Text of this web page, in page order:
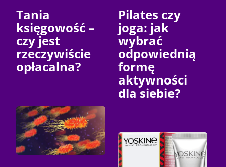
Tania
księgowość –
czy jest
rzeczywiście
opłacalna?
Pilates czy
joga: jak
wybrać
odpowiednią
formę
aktywności
dla siebie?